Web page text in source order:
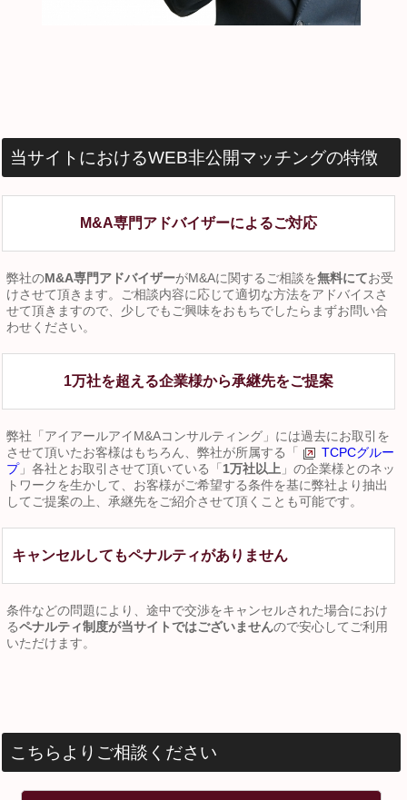
当サイトにおけるWEB非公開マッチングの特徴
M&A専門アドバイザーによるご対応
弊社のM&A専門アドバイザーがM&Aに関するご相談を無料にてお受
けさせて頂きます。ご相談内容に応じて適切な方法をアドバイスさ
せて頂きますので、少しでもご興味をおもちでしたらまずお問い合
わせください。
1万社を超える企業様から承継先をご提案
弊社「アイアールアイM&Aコンサルティング」には過去にお取引を
させて頂いたお客様はもちろん、弊社が所属する「
TCPCグルー
プ」各社とお取引させて頂いている「 1万社以上 」の企業様とのネッ
トワークを生かして、お客様がご希望する条件を基に弊社より抽出
してご提案の上、承継先をご紹介させて頂くことも可能です。
キャンセルしてもペナルティがありません
条件などの問題により、途中で交渉をキャンセルされた場合におけ
るペナルティ制度が当サイトではございませんので安心してご利用
いただけます。
こちらよりご相談ください